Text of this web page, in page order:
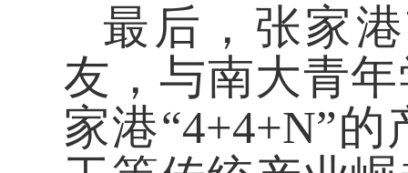
最后，张家
友，与南大青
家港“4+4+N”的